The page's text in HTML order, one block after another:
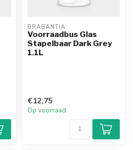
BRABANTIA
Voorraadbus Glas
Stapelbaar Dark Grey
1.1L
€12,75
Op voorraad